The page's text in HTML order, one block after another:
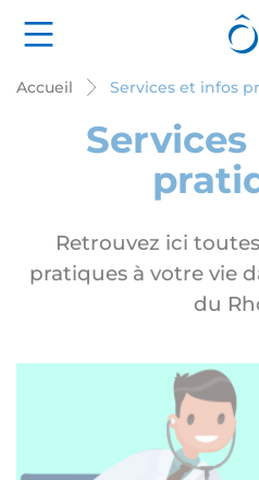
Accueil Services et infos
Retrouvez ici
pratiques à votre vie
du